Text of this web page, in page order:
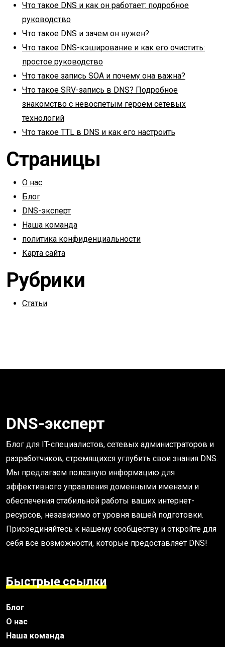
Что такое DNS и как он работает: подробное
руководство
Что такое DNS и зачем он нужен?
Что такое DNS-кэширование и как его очистить:
простое руководство
Что такое запись SOA и почему она важна?
Что такое SRV-запись в DNS? Подробное
знакомство с невоспетым героем сетевых
технологий
Что такое TTL в DNS и как его настроить
Страницы
О нас
Блог
DNS-эксперт
Наша команда
политика конфиденциальности
Карта сайта
Рубрики
Статьи
DNS-эксперт
Блог для IT-специалистов, сетевых администраторов и
разработчиков, стремящихся углубить свои знания DNS.
Мы предлагаем полезную информацию для
эффективного управления доменными именами и
обеспечения стабильной работы ваших интернет-
ресурсов, независимо от уровня вашей подготовки.
Присоединяйтесь к нашему сообществу и откройте для
себя все возможности, которые предоставляет DNS!
Быстрые ссылки
Блог
О нас
Наша команда